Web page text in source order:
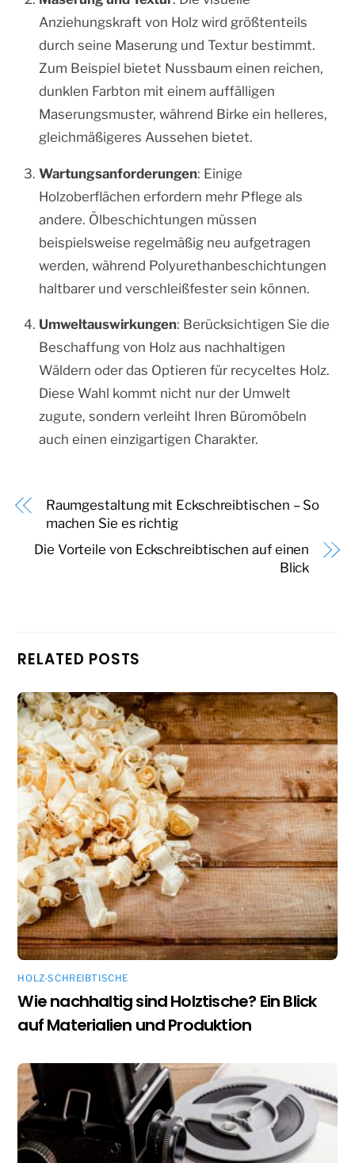
Anziehungskraft von Holz wird größtenteils
durch seine Maserung und Textur bestimmt.
Zum Beispiel bietet Nussbaum einen reichen,
dunklen Farbton mit einem auffälligen
Maserungsmuster, während Birke ein helleres,
gleichmäßigeres Aussehen bietet.
Wartungsanforderungen: Einige
Holzoberflächen erfordern mehr Pflege als
andere. Ölbeschichtungen müssen
beispielsweise regelmäßig neu aufgetragen
werden, während Polyurethanbeschichtungen
haltbarer und verschleißfester sein können.
Umweltauswirkungen: Berücksichtigen Sie die
Beschaffung von Holz aus nachhaltigen
Wäldern oder das Optieren für recyceltes Holz.
Diese Wahl kommt nicht nur der Umwelt
zugute, sondern verleiht Ihren Büromöbeln
auch einen einzigartigen Charakter.
Raumgestaltung mit Eckschreibtischen – So
machen Sie es richtig
Die Vorteile von Eckschreibtischen auf einen
Blick
RELATED POSTS
HOLZ-SCHREIBTISCHE
Wie nachhaltig sind Holztische? Ein Blick
auf Materialien und Produktion